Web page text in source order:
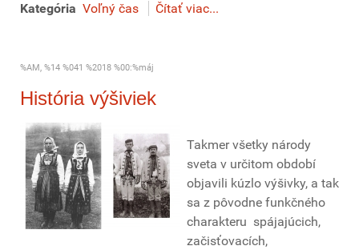
Kategória Voľný čas Čítať viac...
%AM, %14 %041 %2018 %00:%máj
História výšiviek
Takmer všetky národy
sveta v určitom období
objavili kúzlo výšivky, a tak
sa z pôvodne funkčného
charakteru spájajúcich,
začisťovacích,